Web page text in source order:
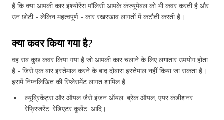
हैं कि क्या आपकी कार इंश्योरेंस पॉलिसी आपके कंज्यूमेबल को भी कवर करती है और
उन छोटी - लेकिन महत्वपूर्ण - कार रखरखाव लागतों में कटौती करती है।
क्या कवर किया गया है?
वह सब कुछ कवर किया गया है जो आपकी कार चलाने के लिए लगातार उपयोग होता
है - जिसे एक बार इस्तेमाल करने के बाद दोबारा इस्तेमाल नहीं किया जा सकता है।
इसमें निम्नलिखित की रिप्लेसमेंट लागत शामिल है:
ल्यूब्रिकेंट्स और ऑयल जैसे इंजन ऑयल, ब्रेक ऑयल, एयर कंडीशनर
रेफ्रिजरेंट, रेडिएटर कूलेंट, आदि।